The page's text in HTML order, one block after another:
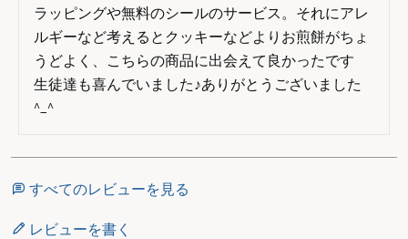
ラッピングや無料のシールのサービス。それにアレ
ルギーなど考えるとクッキーなどよりお煎餅がちょ
うどよく、こちらの商品に出会えて良かったです
生徒達も喜んでいました♪ありがとうございました
^_^
すべてのレビューを見る
レビューを書く